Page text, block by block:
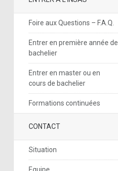
Foire aux Questions – F.A.Q.
Entrer en première année de
bachelier
Entrer en master ou en
cours de bachelier
Formations continuées
CONTACT
Situation